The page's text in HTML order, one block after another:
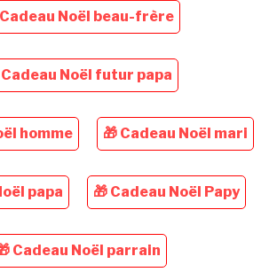
Cadeau Noël beau-frère
Cadeau Noël futur papa
homme 🎁 Cadeau Noël mari
papa 🎁 Cadeau Noël Papy
Cadeau Noël parrain